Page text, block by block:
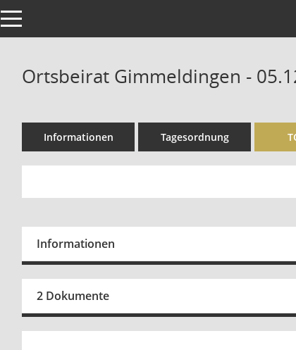
Toggle navigation
Ortsbeirat Gimmeldingen -
Informationen Tagesordnung
Informationen
2 Dokumente